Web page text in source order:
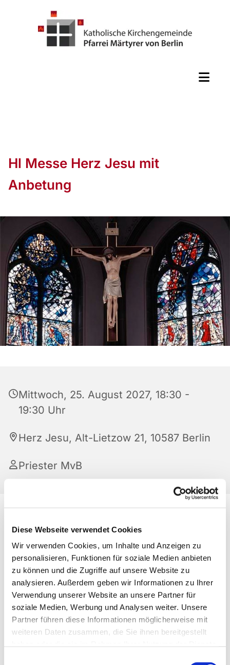
Diese Webseite verwendet Cookies
Wir verwenden Cookies, um Inhalte und Anzeigen zu
personalisieren, Funktionen für soziale Medien anbieten
zu können und die Zugriffe auf unsere Website zu
analysieren. Außerdem geben wir Informationen zu Ihrer
Verwendung unserer Website an unsere Partner für
soziale Medien, Werbung und Analysen weiter. Unsere
Partner führen diese Informationen möglicherweise mit
weiteren Daten zusammen, die Sie ihnen bereitgestellt
Hl Messe Herz Jesu mit
Anbetung
Mittwoch, 25. August 2027, 18:30 -
19:30 Uhr
Herz Jesu, Alt-Lietzow 21, 10587 Berlin
Priester MvB